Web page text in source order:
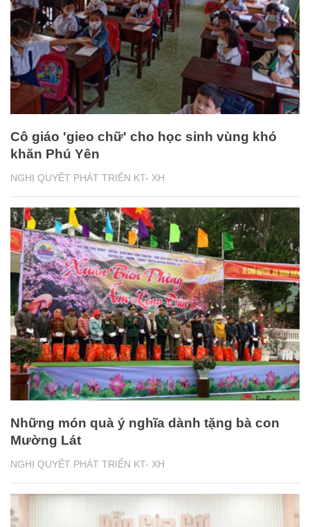
NGHỊ QUYẾT PHÁT TRIỂN KT- XH
Cô giáo 'gieo chữ' cho học sinh vùng khó
khăn Phú Yên
NGHỊ QUYẾT PHÁT TRIỂN KT- XH
Những món quà ý nghĩa dành tặng bà con
Mường Lát